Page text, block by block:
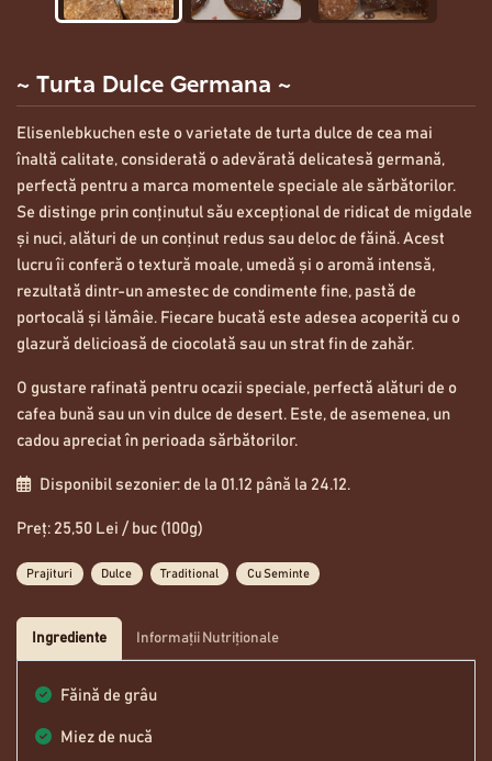
~ Turta Dulce Germana ~
Elisenlebkuchen este o varietate de turta dulce de cea mai
înaltă calitate, considerată o adevărată delicatesă germană,
perfectă pentru a marca momentele speciale ale sărbătorilor.
Se distinge prin conținutul său excepțional de ridicat de migdale
și nuci, alături de un conținut redus sau deloc de făină. Acest
lucru îi conferă o textură moale, umedă și o aromă intensă,
rezultată dintr-un amestec de condimente fine, pastă de
portocală și lămâie. Fiecare bucată este adesea acoperită cu o
glazură delicioasă de ciocolată sau un strat fin de zahăr.
O gustare rafinată pentru ocazii speciale, perfectă alături de o
cafea bună sau un vin dulce de desert. Este, de asemenea, un
cadou apreciat în perioada sărbătorilor.
Disponibil sezonier: de la 01.12 până la 24.12.
Preț: 25,50 Lei / buc (100g)
Prajituri Dulce Traditional Cu Seminte
Ingrediente Informații Nutriționale
Făină de grâu
Miez de nucă